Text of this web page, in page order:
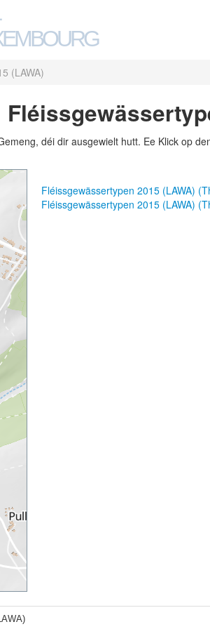
(LAWA)
déi dir ausgewielt hutt. Ee Klick op
Fléissgewässertypen 2015 (LAWA)
Fléissgewässertypen 2015 (LAWA)